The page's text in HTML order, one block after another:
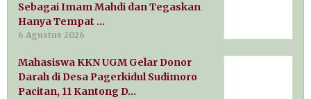
Sebagai Imam Mahdi dan Tegaskan
Hanya Tempat …
6 Agustus 2026
Mahasiswa KKN UGM Gelar Donor
Darah di Desa Pagerkidul Sudimoro
Pacitan, 11 Kantong D…